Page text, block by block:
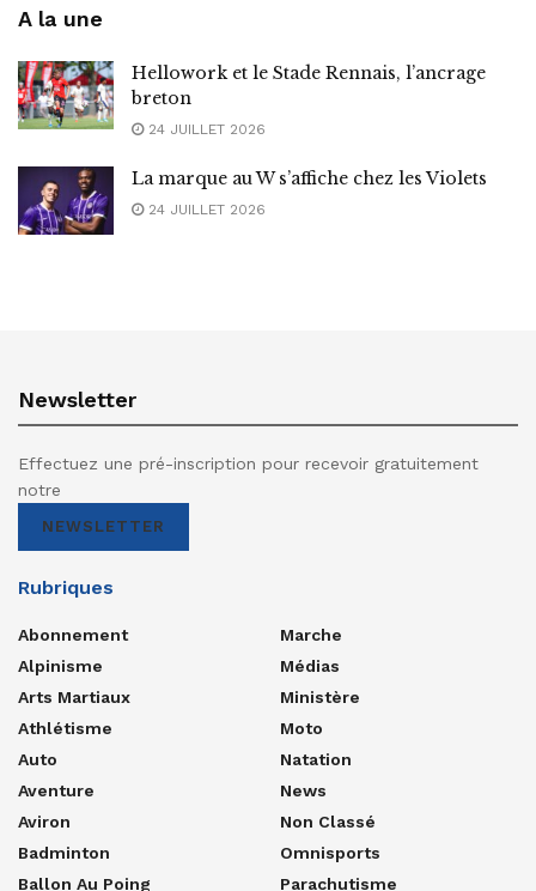
A la une
Hellowork et le Stade Rennais, l’ancrage
breton
24 JUILLET 2026
La marque au W s’affiche chez les Violets
24 JUILLET 2026
Newsletter
Effectuez une pré-inscription pour recevoir gratuitement
notre
NEWSLETTER
Rubriques
Abonnement
Alpinisme
Arts Martiaux
Athlétisme
Auto
Aventure
Aviron
Badminton
Ballon Au Poing
Marche
Médias
Ministère
Moto
Natation
News
Non Classé
Omnisports
Parachutisme